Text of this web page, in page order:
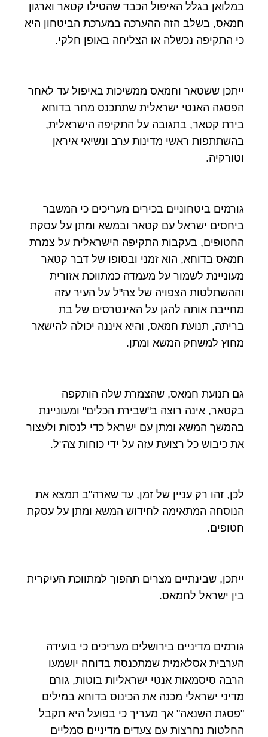
במלואן בגלל האיפול הכבד שהטילו קטאר וארגון
חמאס, בשלב הזה ההערכה במערכת הביטחון היא
כי התקיפה נכשלה או הצליחה באופן חלקי.
ייתכן ששטאר וחמאס ממשיכות באיפול עד לאחר
הפסגה האנטי ישראלית שתתכנס מחר בדוחא
בירת קטאר, בתגובה על התקיפה הישראלית,
בהשתתפות ראשי מדינות ערב ונשיאי איראן
וטורקיה.
גורמים ביטחוניים בכירים מעריכים כי המשבר
ביחסים ישראל עם קטאר ובמשא ומתן על עסקת
החטופים, בעקבות התקיפה הישראלית על צמרת
חמאס בדוחא, הוא זמני ובסופו של דבר קטאר
מעוניינת לשמור על מעמדה כמתווכת אזורית
וההשתלטות הצפויה של צה"ל על העיר עזה
מחייבת אותה להגן על האינטרסים של בת
בריתה, תנועת חמאס, והיא איננה יכולה להישאר
מחוץ למשחק המשא ומתן.
גם תנועת חמאס, שהצמרת שלה הותקפה
בקטאר, אינה רוצה ב"שבירת הכלים" ומעוניינת
בהמשך המשא ומתן עם ישראל כדי לנסות ולעצור
את כיבוש כל רצועת עזה על ידי כוחות צה"ל.
לכן, זהו רק עניין של זמן, עד שארה"ב תמצא את
הנוסחה המתאימה לחידוש המשא ומתן על עסקת
חטופים.
ייתכן, שבינתיים מצרים תהפוך למתווכת העיקרית
בין ישראל לחמאס.
גורמים מדיניים בירושלים מעריכים כי בועידה
הערבית אסלאמית שמתכנסת בדוחה יושמעו
הרבה סיסמאות אנטי ישראליות בוטות, גורם
מדיני ישראלי מכנה את הכינוס בדוחא במילים
"פסגת השנאה" אך מעריך כי בפועל היא תקבל
החלטות נחרצות עם צעדים מדיניים סמליים